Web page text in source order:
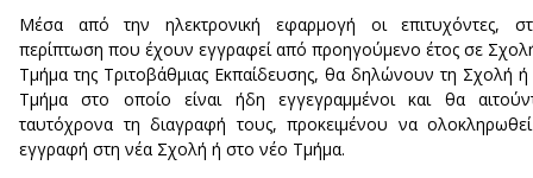
Μέσα από την ηλεκτρονική εφαρμογή οι επιτυχόντες,
περίπτωση που έχουν εγγραφεί από προηγούμενο έτος σε
Τμήμα της Τριτοβάθμιας Εκπαίδευσης, θα δηλώνουν τη Σχολή ή
Τμήμα στο οποίο είναι ήδη εγγεγραμμένοι και θα
ταυτόχρονα τη διαγραφή τους, προκειμένου να
εγγραφή στη νέα Σχολή ή στο νέο Τμήμα.